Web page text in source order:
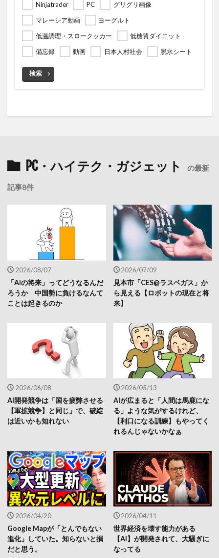
Ninjatrader PC
グリグリ画像
マレーシア動画
ヨーグルト
低温調理・スロークッカー
低糖質ダイエット
備忘録
動画 日本人村社会 脱水シート
検索
PC・ハイテク・ガジェット の最新
記事8件
2026/08/07
「AIの将来」ってどうなるんだ
ろうか 中国勢に負けるなんて
ことは起きるのか
2026/07/09
見本市「CES@ラスベガス」か
ら見える【ロボットの現在と将
来】
2026/06/08
AI開発競争は「国を疲弊させる
【軍拡競争】と同じ」で、破綻
は近いかも知れない
2026/05/13
AIが広まると「人間は馬鹿にな
る」ような気がするけれど、
【利口になる訓練】もやってく
れるんじゃないかなぁ
2026/04/20
Google Mapが「とんでもない
進化」していた。知らないと損
だと思う。
2026/04/11
世界経済を壊す能力がある
【AI】が開発されて、大騒ぎに
なってる